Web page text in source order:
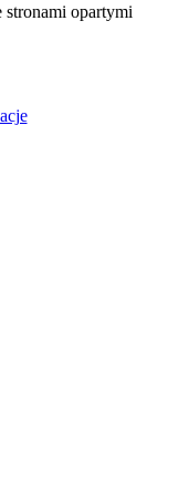
opartymi